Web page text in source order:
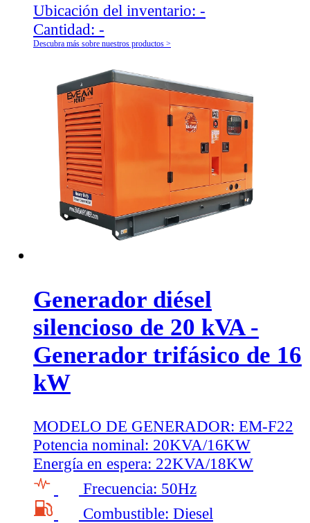
Ubicación del inventario: -
Cantidad: -
Descubra más sobre nuestros productos >
Generador diésel
silencioso de 20 kVA -
Generador trifásico de 16
kW
MODELO DE GENERADOR: EM-F22
Potencia nominal: 20KVA/16KW
Energía en espera: 22KVA/18KW
Frecuencia: 50Hz
Combustible: Diesel